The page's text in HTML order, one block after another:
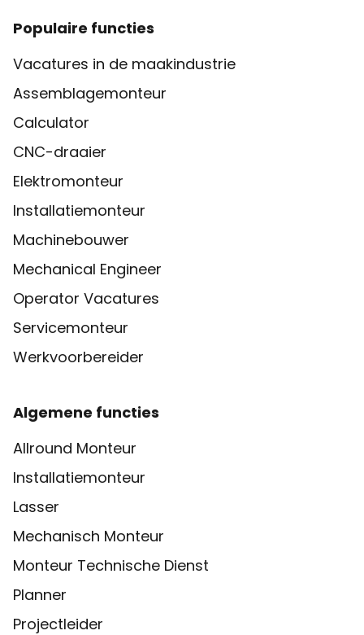
Populaire functies
Vacatures in de maakindustrie
Assemblagemonteur
Calculator
CNC-draaier
Elektromonteur
Installatiemonteur
Machinebouwer
Mechanical Engineer
Operator Vacatures
Servicemonteur
Werkvoorbereider
Algemene functies
Allround Monteur
Installatiemonteur
Lasser
Mechanisch Monteur
Monteur Technische Dienst
Planner
Projectleider